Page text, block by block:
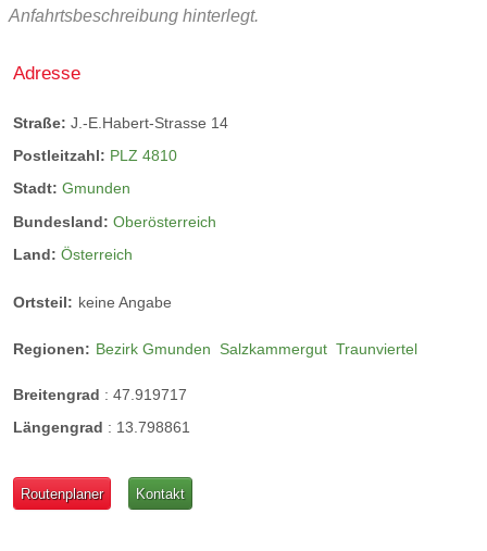
Anfahrtsbeschreibung hinterlegt.
Adresse
Straße: J.-E.Habert-Strasse 14
Postleitzahl: PLZ 4810
Stadt: Gmunden
Bundesland: Oberösterreich
Land: Österreich
Ortsteil: keine Angabe
Regionen: Bezirk Gmunden Salzkammergut Traunviertel
Breitengrad : 47.919717
Längengrad : 13.798861
Routenplaner Kontakt